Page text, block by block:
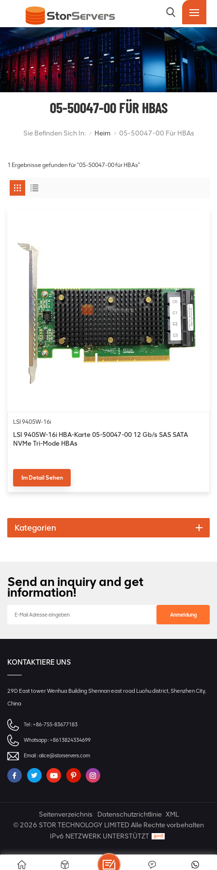
05-50047-00 FÜR HBAS
Sie Befinden Sich In: / Heim / 05-50047-00 Für HBAs
1 Ergebnisse gefunden für "05-50047-00 für HBAs"
LSI 9405W-16i
LSI 9405W-16i HBA-Karte 05-50047-00 12 Gb/s SAS SATA
NVMe Tri-Mode HBAs
Im Detail Sehen
Kategorien
Send an inquiry and get
information!
KONTAKTIERE UNS
29D East tower Wenhua Building Shennan east road Luohu district, Shenzhen City,
China
Tel :+86-755-83677183
Whatsapp :+8613824334699
Email :alice@storservers.com
Seitenverzeichnis Datenschutzrichtlinie XML
© 2026 STOR TECHNOLOGY LIMITED Alle Rechte vorbehalten
IPv6 NETZWERK UNTERSTÜTZT